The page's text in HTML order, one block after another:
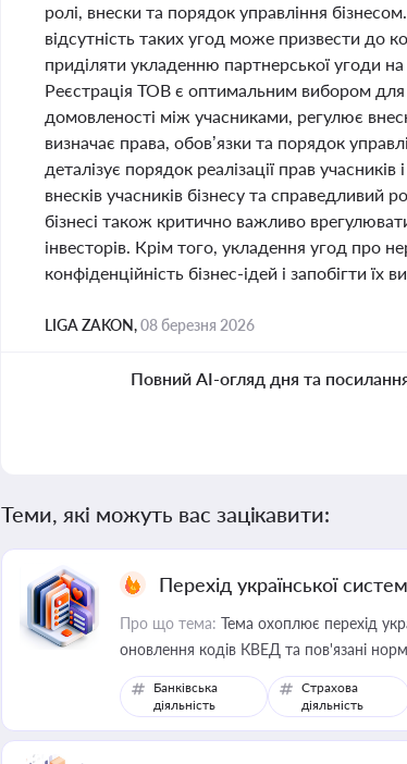
ролі, внески та порядок управління
відсутність таких угод може призвести до
приділяти укладенню партнерської угоди
Реєстрація ТОВ є оптимальним вибором
домовленості між учасниками, регулює
визначає права, обов’язки та порядок
деталізує порядок реалізації прав
внесків учасників бізнесу та справедливий
бізнесі також критично важливо
інвесторів. Крім того, укладення угод про
конфіденційність бізнес-ідей і запобігти їх
LIGA ZAKON,08 березня 2026
Повний AI-огляд дня та
Теми, які можуть вас зацікавити:
Перехід української
Про що тема: Тема охоплює перехід
оновлення кодів КВЕД та пов'язані
Банківська
діяльність
Страхова
діяльність